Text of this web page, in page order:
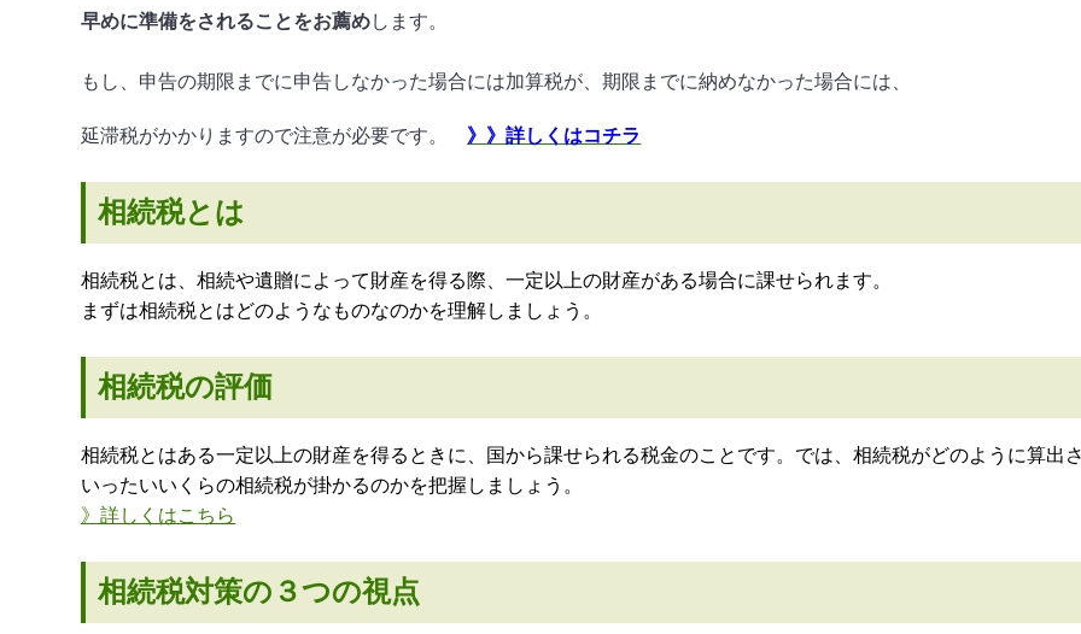
早めに準備をされることをお薦めします。
もし、申告の期限までに申告しなかった場合には加算税が、期限までに納めなかった場合には、
延滞税がかかりますので注意が必要です。 》》詳しくはコチラ
相続税とは
相続税とは、相続や遺贈によって財産を得る際、一定以上の財産がある場合に課せられます。
まずは相続税とはどのようなものなのかを理解しましょう。
相続税の評価
相続税とはある一定以上の財産を得るときに、国から課せられる税金のことです。 では、相続税がどのように算出
いったいいくらの相続税が掛かるのかを把握しましょう。
》詳しくはこちら
相続税対策の３つの視点